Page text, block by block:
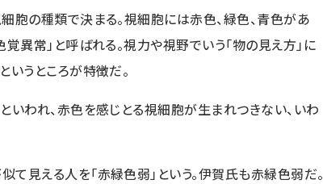
胞の種類で決まる。視細胞には赤色、緑色、青色があ
覚異常」と呼ばれる。視力や視野でいう「物の見え方」に
いうところが特徴だ。
いわれ、赤色を感じとる視細胞が生まれつきない、いわ
見える人を「赤緑色弱」という。伊賀氏も赤緑色弱だ。